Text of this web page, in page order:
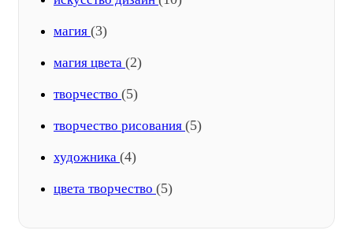
магия (3)
магия цвета (2)
творчество (5)
творчество рисования (5)
художника (4)
цвета творчество (5)